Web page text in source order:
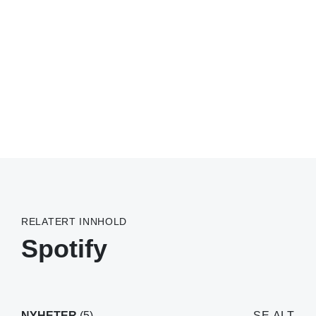
RELATERT INNHOLD
Spotify